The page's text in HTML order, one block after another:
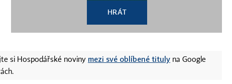
HRÁT
si Hospodářské noviny mezi své oblíbené tituly na Google